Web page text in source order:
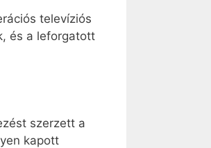
televíziós
és a leforgatott
szerzett a
kapott